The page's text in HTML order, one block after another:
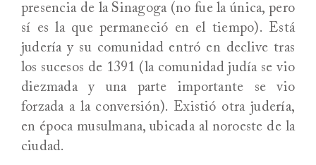
presencia de la Sinagoga (no fue la única, pero
sí es la que permaneció en el tiempo). Está
judería y su comunidad entró en declive tras
los sucesos de 1391 (la comunidad judía se vio
diezmada y una parte importante se vio
forzada a la conversión). Existió otra judería,
en época musulmana, ubicada al noroeste de la
ciudad.